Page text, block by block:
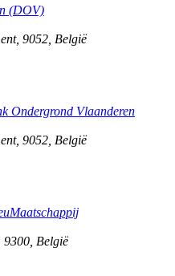
(DOV)
, 9052 België
Ondergrond Vlaanderen
, 9052 België
9300 België